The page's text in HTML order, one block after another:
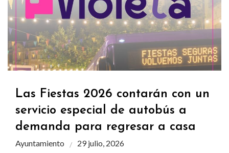
Las Fiestas 2026 contarán con un
servicio especial de autobús a
demanda para regresar a casa
Ayuntamiento 29 julio, 2026